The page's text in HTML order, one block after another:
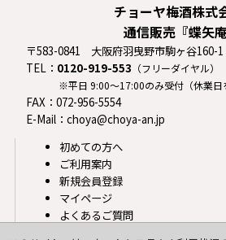
プレミアム福袋2023 松セット完売
とうございました。
2022年12月29日
2023年も蝶矢庵をよろしくお願いいた
いさつ
年末年始のお届けについては
のお届けは12/26受注までです。
2022年12月21日
プレミアム福袋2023 竹セット完売
チョーヤ梅酒株式
通信販売『蝶矢庵
〒583-0841 大阪府羽曳野市駒ヶ谷160-1
TEL： 0120-919-553 （フリーダイヤル）
※平日 9:00〜17:00のみ受付（休業日
FAX：072-956-5554
E-Mail：choya@choya-an.jp
初めての方へ
ご利用案内
新規会員登録
マイページ
よくあるご質問